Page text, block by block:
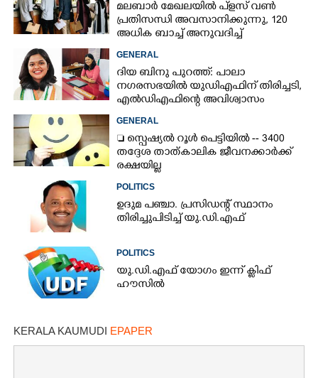
മലബാർ മേഖലയിൽ പ്‌ളസ് വൺ
പ്രതിസന്ധി അവസാനിക്കുന്നു, 120
അധിക ബാച്ച് അനുവദിച്ച്
ഉത്തരവിറങ്ങി
GENERAL
ദിയ ബിനു പുറത്ത്: പാലാ
നഗരസഭയിൽ യുഡിഎഫിന് തിരിച്ചടി,
എൽഡിഎഫിന്റെ അവിശ്വാസം
പാസായി
GENERAL
 സ്പെഷ്യൽ റൂൾ പെട്ടിയിൽ -- 3400
തദ്ദേശ താത്കാലിക ജീവനക്കാർക്ക്
രക്ഷയില്ല
POLITICS
ഉദുമ പഞ്ചാ. പ്രസിഡന്റ് സ്ഥാനം
തിരിച്ചുപിടിച്ച് യു.ഡി.എഫ്
POLITICS
യു.ഡി.എഫ് യോഗം ഇന്ന് ക്ളിഫ്
ഹൗസിൽ
KERALA KAUMUDI EPAPER